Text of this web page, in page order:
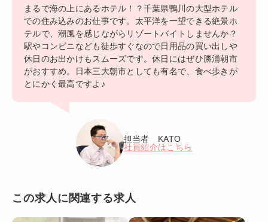
まるで海の上にあるホテル！？千葉県鴨川の大型ホテル
での住み込みのお仕事です。太平洋を一望できる絶景ホ
テルで、潮風を感じながらリゾートバイトしませんか？
駅やコンビニなども徒歩すぐなので日用品の買い出しや
休日のお出かけもスムーズです。休日にはぜひ勝浦朝市
がおすすめ。日本三大朝市としても有名で、食べ歩きが
とにかく最高ですよ♪
担当者 KATO
社員紹介はこちら
この求人に関連する求人